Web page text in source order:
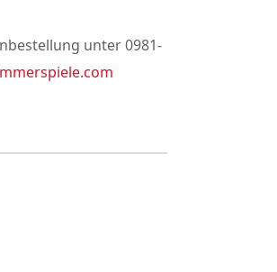
unter 0981-